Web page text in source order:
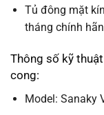
Tủ đông mặt
tháng chính
Thông số kỹ
cong:
Model: Sanaky